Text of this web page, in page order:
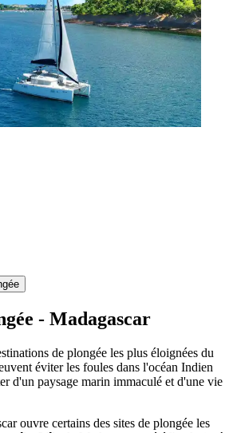
- Madagascar
de plongée les plus éloignées du
éviter les foules dans l'océan Indien
d'un paysage marin immaculé et d'une vie
ouvre certains des sites de plongée les